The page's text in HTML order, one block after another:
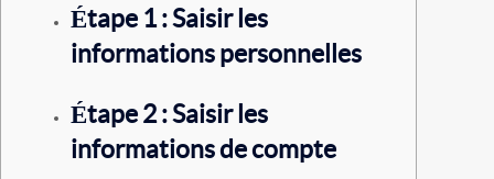
Étape 1 : Saisir les
informations personnelles
Étape 2 : Saisir les
informations de compte